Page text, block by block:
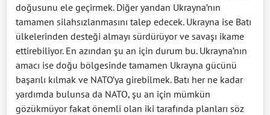
doğusunu ele geçirmek. Diğer yandan Ukrayna’nın
tamamen silahsızlanmasını talep edecek. Ukrayna ise Batı
ülkelerinden desteği almayı sürdürüyor ve savaşı ikame
ettirebiliyor. En azından şu an için durum bu. Ukrayna’nın
amacı ise doğu bölgesinde tamamen Ukrayna gücünü
başarılı kılmak ve NATO’ya girebilmek. Batı her ne kadar
yardımda bulunsa da NATO, şu an için mümkün
gözükmüyor fakat önemli olan iki tarafında planları söz